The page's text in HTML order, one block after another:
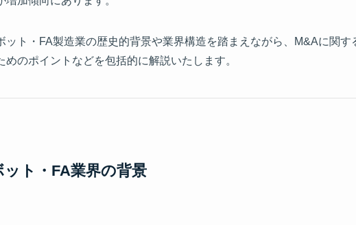
ット・FA製造業の歴史的背景や業界構造を踏まえながら、M&Aに関
のポイントなどを包括的に解説いたします。
ト・FA業界の背景